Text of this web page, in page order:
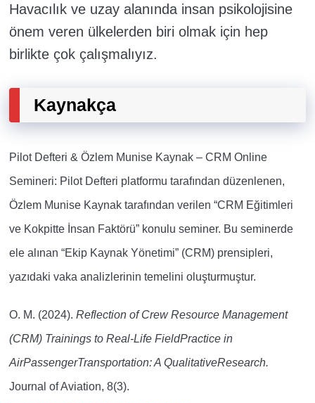
Havacılık ve uzay alanında insan psikolojisine
önem veren ülkelerden biri olmak için hep
birlikte çok çalışmalıyız.
Kaynakça
Pilot Defteri & Özlem Munise Kaynak – CRM Online
Semineri: Pilot Defteri platformu tarafından düzenlenen,
Özlem Munise Kaynak tarafından verilen “CRM Eğitimleri
ve Kokpitte İnsan Faktörü” konulu seminer. Bu seminerde
ele alınan “Ekip Kaynak Yönetimi” (CRM) prensipleri,
yazıdaki vaka analizlerinin temelini oluşturmuştur.
O. M. (2024). Reflection of Crew Resource Management
(CRM) Trainings to Real-Life FieldPractice in
AirPassengerTransportation: A QualitativeResearch.
Journal of Aviation, 8(3).